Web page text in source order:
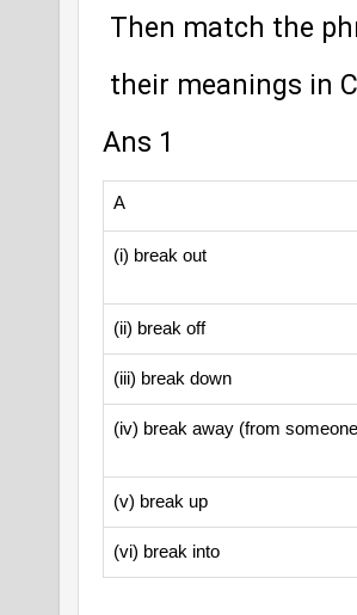
Then match the
their meanings in
Ans 1
A
(i) break out
(ii) break off
(iii) break down
(iv) break away (from
(v) break up
(vi) break into